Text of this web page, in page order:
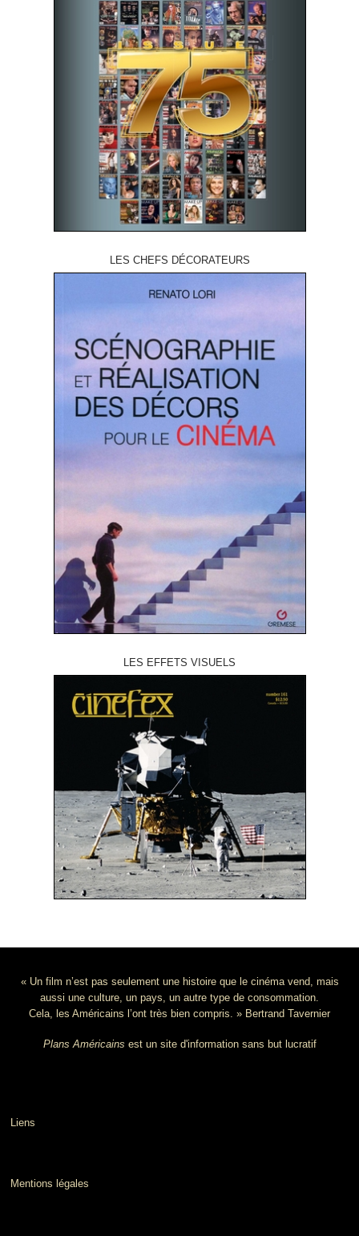
LES CHEFS DÉCORATEURS
LES EFFETS VISUELS
« Un film n’est pas seulement une histoire que le cinéma vend, mais
aussi une culture, un pays, un autre type de consommation.
Cela, les Américains l’ont très bien compris. » Bertrand Tavernier
Plans Américains est un site d'information sans but lucratif
Liens
Mentions légales